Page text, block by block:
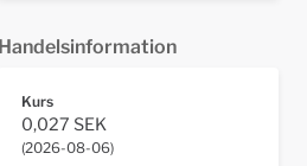
Handelsinformation
Kurs
0,027 SEK
(2026-08-06)